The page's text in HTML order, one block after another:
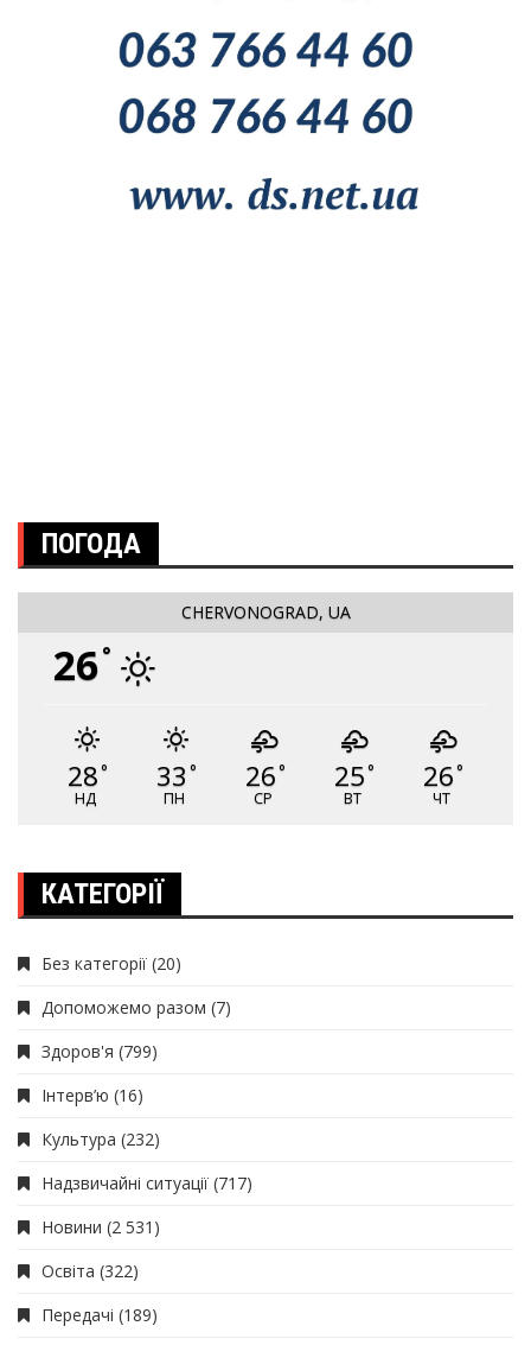
ПОГОДА
CHERVONOGRAD, UA
26°
28°
НД
33 °
ПН
26°
СР
25°
ВТ
26°
ЧТ
КАТЕГОРІЇ
Без категорії (20)
Допоможемо разом (7)
Здоров'я (799)
Інтерв’ю (16)
Культура (232)
Надзвичайні ситуації (717)
Новини (2 531)
Освіта (322)
Передачі (189)